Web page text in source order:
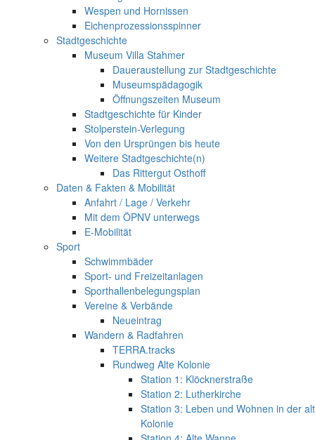
Wespen und Hornissen
Eichenprozessionsspinner
Stadtgeschichte
Museum Villa Stahmer
Daueraustellung zur Stadtgeschichte
Museumspädagogik
Öffnungszeiten Museum
Stadtgeschichte für Kinder
Stolperstein-Verlegung
Von den Ursprüngen bis heute
Weitere Stadtgeschichte(n)
Das Rittergut Osthoff
Daten & Fakten & Mobilität
Anfahrt / Lage / Verkehr
Mit dem ÖPNV unterwegs
E-Mobilität
Sport
Schwimmbäder
Sport- und Freizeitanlagen
Sporthallenbelegungsplan
Vereine & Verbände
Neueintrag
Wandern & Radfahren
TERRA.tracks
Rundweg Alte Kolonie
Station 1: Klöcknerstraße
Station 2: Lutherkirche
Station 3: Leben und Wohnen in der
Kolonie